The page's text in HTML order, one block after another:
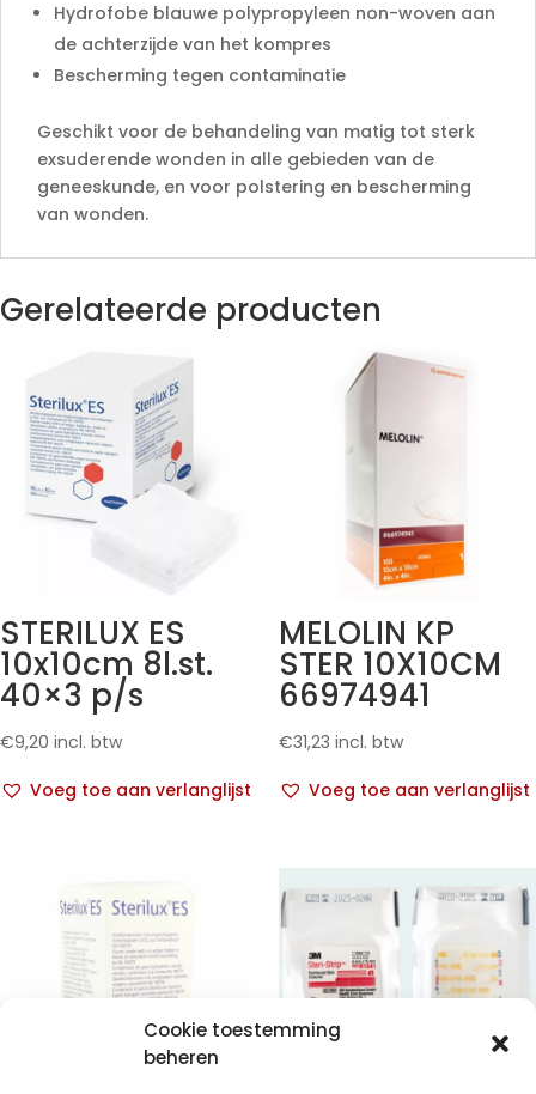
Cookie toestemming
beheren
Hydrofobe blauwe polypropyleen non-woven aan
de achterzijde van het kompres
Bescherming tegen contaminatie
Geschikt voor de behandeling van matig tot sterk
exsuderende wonden in alle gebieden van de
geneeskunde, en voor polstering en bescherming
van wonden.
Gerelateerde producten
STERILUX ES
10x10cm 8l.st.
40×3 p/s
€9,20 incl. btw
Voeg toe aan verlanglijst
MELOLIN KP
STER 10X10CM
66974941
€31,23 incl. btw
Voeg toe aan verlanglijst